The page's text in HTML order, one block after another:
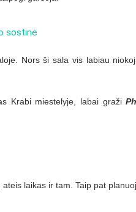
Nors ši sala vis labiau
Krabi miestelyje, labai graži
laikas ir tam. Taip pat